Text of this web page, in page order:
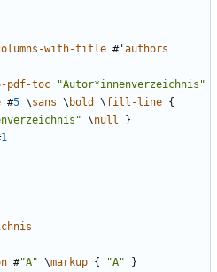
with-title #'authors
toc
"Autor*innenverzeichnis"
#5 \sans \ bold \fill-line {
\null
}
1
#"A" \markup { "A"
}